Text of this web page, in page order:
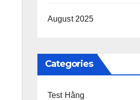
August 2025
Categories
Test Hằng